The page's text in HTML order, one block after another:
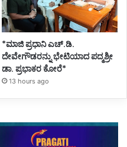
*ಮಾಜಿ ಪ್ರಧಾನಿ ಎಚ್.ಡಿ.
ದೇವೇಗೌಡರನ್ನು ಭೇಟಿಯಾದ ಪದ್ಮಶ್ರೀ
ಡಾ. ಪ್ರಭಾಕರ ಕೋರೆ*
13 hours ago